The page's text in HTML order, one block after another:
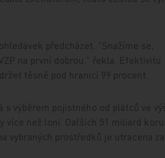
předcházet. "Snažíme se,
na první dobrou," řekla. Efektivitu
těsně pod hranicí 99 procent.
výběrem pojistného od plátců ve
více než loni. Dalších 51 miliard
vybraných prostředků je utracena za